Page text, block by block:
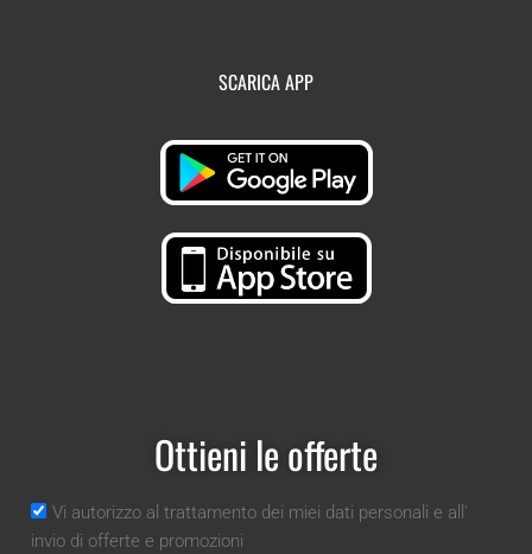
SCARICA APP
Ottieni le offerte
Vi autorizzo al trattamento dei miei dati personali e all'
invio di offerte e promozioni